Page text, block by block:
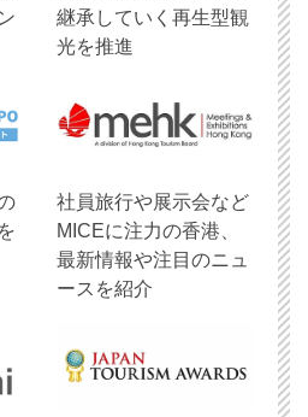
継承していく再生型観
光を推進
社員旅行や展示会など
MICEに注力の香港、
最新情報や注目のニュ
ースを紹介